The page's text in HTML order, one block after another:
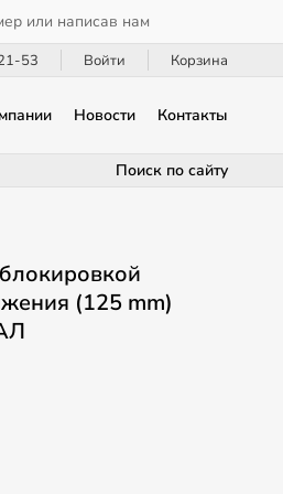
или написав нам
53 Войти Корзина
Новости Контакты
Поиск по сайту
(125 mm)